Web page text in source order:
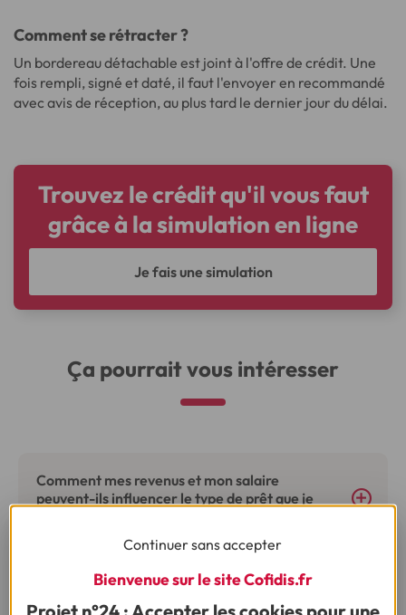
Comment se rétracter ?
Un bordereau détachable est joint à l'offre de crédit. Une
fois rempli, signé et daté, il faut l'envoyer en recommandé
avec avis de réception, au plus tard le dernier jour du délai.
Trouvez le crédit qu'il vous faut
grâce à la simulation en ligne
Je fais une simulation
Ça pourrait vous intéresser
Comment mes revenus et mon salaire
peuvent-ils influencer le type de prêt que je
Puis-je obtenir un prêt si j'ai des revenus ou un
salaire irréguliers ?
Continuer sans accepter
Bienvenue sur le site Cofidis.fr
Projet n°24 : Accepter les cookies pour une